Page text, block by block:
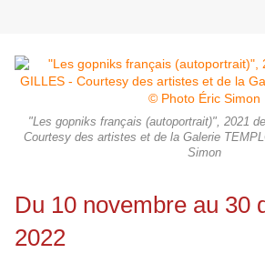
"Les gopniks français (autoportrait)", 2021
Courtesy des artistes et de la Galerie
Simon
Du 10 novembre au 30
2022